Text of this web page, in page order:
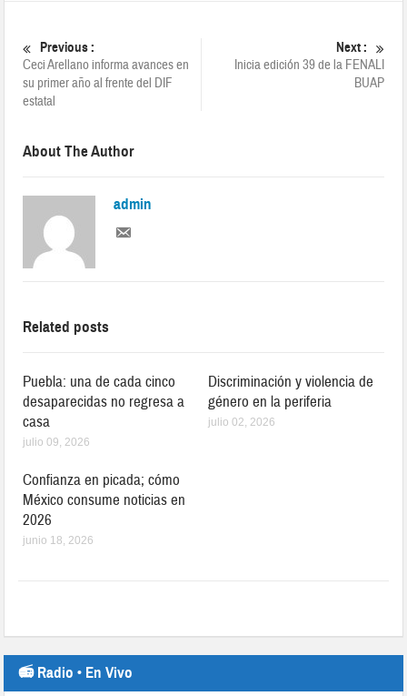
Previous :
Ceci Arellano informa avances en
su primer año al frente del DIF
estatal
Next :
Inicia edición 39 de la FENALI
BUAP
About The Author
admin
Related posts
Puebla: una de cada cinco
desaparecidas no regresa a
casa
julio 09, 2026
Discriminación y violencia de
género en la periferia
julio 02, 2026
Confianza en picada; cómo
México consume noticias en
2026
junio 18, 2026
📻 Radio • En Vivo